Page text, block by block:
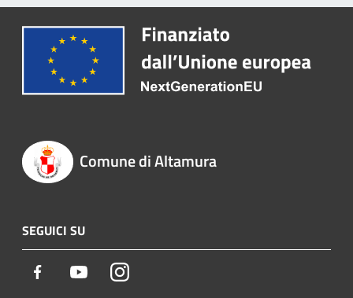
Comune di Altamura
SEGUICI SU
Facebook YoutubeInstagram